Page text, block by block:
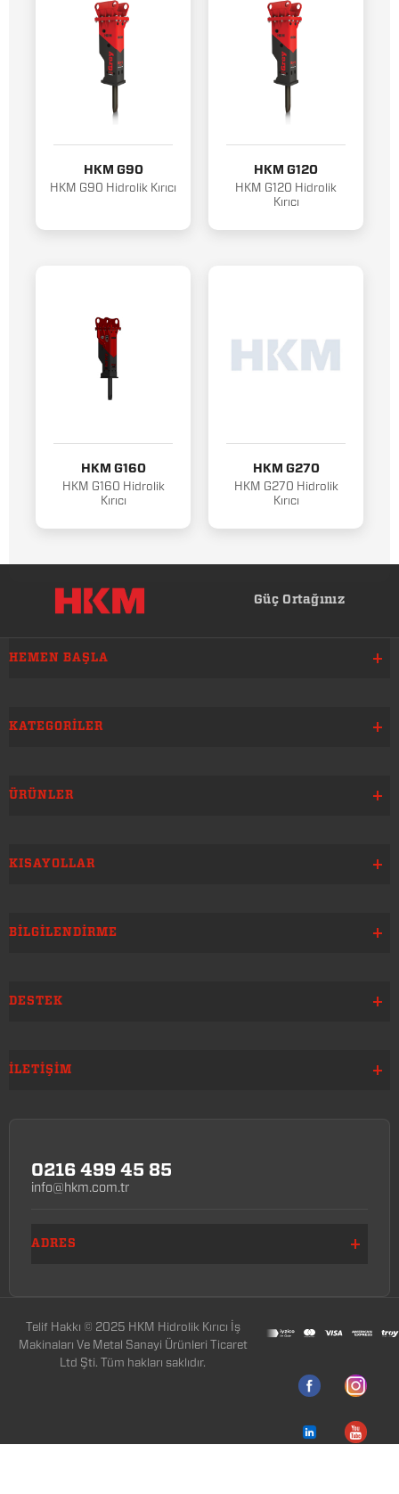
HKM G90
HKM G90 Hidrolik Kırıcı
HKM G120
HKM G120 Hidrolik
Kırıcı
HKM G160
HKM G160 Hidrolik
Kırıcı
HKM G270
HKM G270 Hidrolik
Kırıcı
Güç Ortağınız
HEMEN BAŞLA
KATEGORILER
ÜRÜNLER
KISAYOLLAR
BILGILENDIRME
DESTEK
İLETIŞIM
0216 499 45 85
info@hkm.com.tr
ADRES
Telif Hakkı © 2025 HKM Hidrolik Kırıcı İş
Makinaları Ve Metal Sanayi Ürünleri Ticaret
Ltd Şti. Tüm hakları saklıdır.